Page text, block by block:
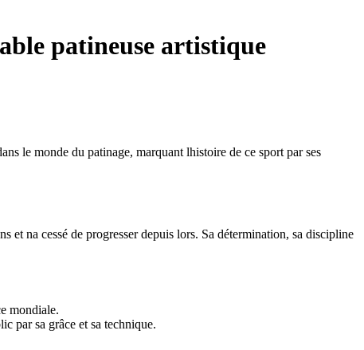
patineuse artistique
le monde du patinage, marquant lhistoire de ce sport par ses
et na cessé de progresser depuis lors. Sa détermination, sa discipline
mondiale.
par sa grâce et sa technique.